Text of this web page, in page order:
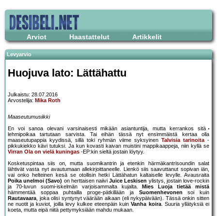
Arviot Haastattelut Artikkelit
Levyarvio
Huojuva lato: Lättähattu
Julkaistu: 28.07.2016
Arvostelija: Mika Roth
Maaseutumusiikki
En voi sanoa olevani varsinaisesti mikään asiantuntija, mutta kerrankos sitä
lehmipoikaa tartutaan sarvista. Tai eihän tässä nyt ensimmäistä kertaa olla
maaseutupappia kyydissä, sillä toki ryhmän viime syksyinen Talvisia tarinoita-
pikkukiekko kävi tutuksi. Ja kun kovasti kaivan muistini mappikaappeja, niin kyllä se
Virran Ola on vielä kuningas -EP:kin sieltä jostain löytyy.
Kosketuspintaa siis on, mutta suomikantrin ja etenkin härmäkantrisoundin salat
lähtivät vasta nyt avautumaan allekirjoittaneelle. Lienkö siis saavuttanut sopivan iän,
vai onko helteinen kesä se otollisin hetki Lättähatun kaltaiselle levylle. Avausraita
Poika unelmoi (Savo) on herttaisen naiiviJuice Leskisen ylistys, jostain love-rockin
ja 70-luvun suomi-iskelmän varjoisammalta kujalta.
Mies Luoja tietää mistä
hämmentää soppaa puhtailla proge-pätkillään ja Suomenhevonen soi kuin
Rautavaara, joka olisi syntynyt väärään aikaan (eli nykypäivään). Tässä onkin sitten
ne nuotit ja kuviot, joilla levy kulkee eteenpäin kuinVanha koira. Suuria yllätyksiä ei
koeta, mutta eipä niitä pettymyksiään mahdu mukaan.